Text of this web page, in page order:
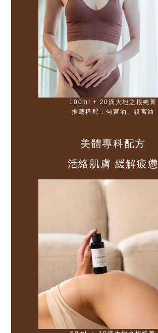
100ml + 20滴大地之根純菁
推薦搭配：勻宮油、靚宮油
美體專科配方
活絡肌膚 緩解疲憊